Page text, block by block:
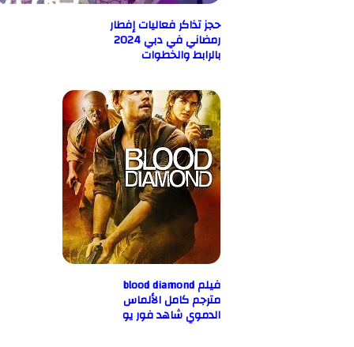
حجز تذاكر فعاليات إفطار
رمضاني في دبي 2024
بالرابط والخطوات
فيلم blood diamond
مترجم كامل الألماس
الدموي شاهد فور يو